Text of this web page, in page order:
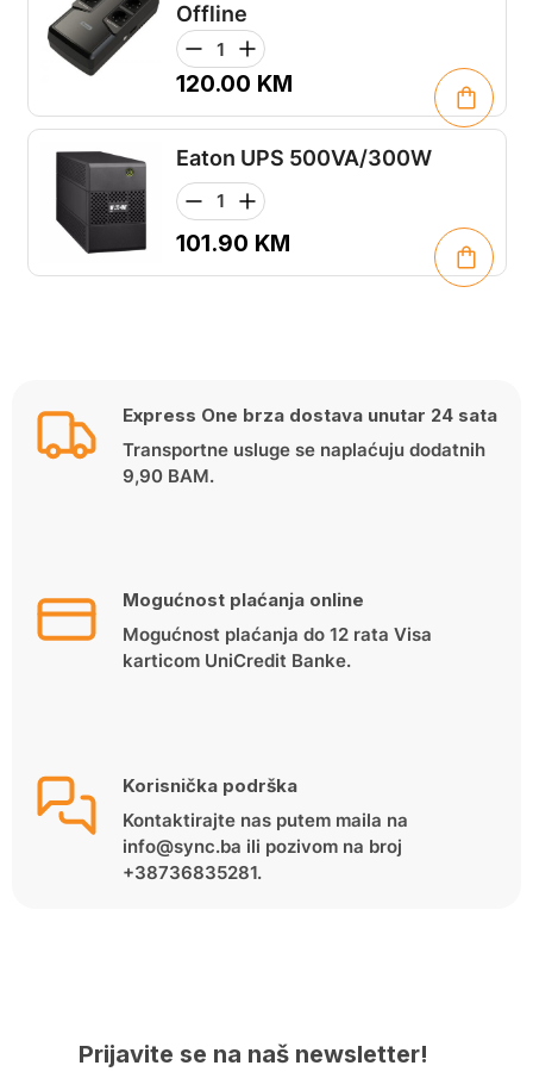
Offline
120.00 KM
Eaton UPS 500VA/300W
101.90 KM
Express One brza dostava unutar 24 sata
Transportne usluge se naplaćuju dodatnih
9,90 BAM.
Mogućnost plaćanja online
Mogućnost plaćanja do 12 rata Visa
karticom UniCredit Banke.
Korisnička podrška
Kontaktirajte nas putem maila na
info@sync.ba ili pozivom na broj
+38736835281.
Prijavite se na naš newsletter!